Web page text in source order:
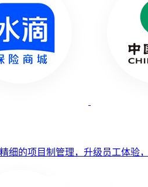
细的项目制管理，升级员工体验